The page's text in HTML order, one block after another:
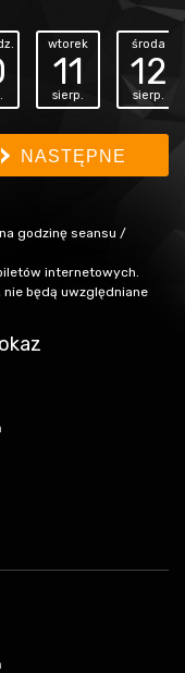
wtorek
11
sierp.
środa
12
sierp.
NASTĘPNE
godzinę seansu /
internetowych.
będą uwzględniane